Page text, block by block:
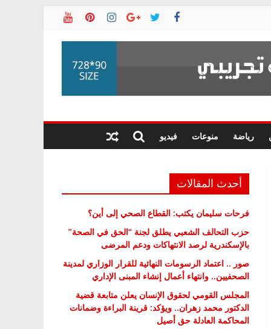
رياضة منوعات فيديو
أحدث المقالات
فرحات سليمان يكتب: القطاع الصحي إلى أين؟
حزب التحالف الشعبي يطلق لجنة “الحق في الصحة”
بالإسكندرية لرصد الانتهاكات ودعم المرضى
صور .. اعتماد الرسومات النهائية للقرار الوزاري لمدينة
الصحفيين.. وانتهاء أعمال إنشاء المبنى الإداري
المجلس القومي لحقوق الإنسان يعلن متابعة قضية
الدكتور محمد زهران.. ويؤكد: قرينة البراءة وضمانات
المحاكمة العادلة حق أصيل